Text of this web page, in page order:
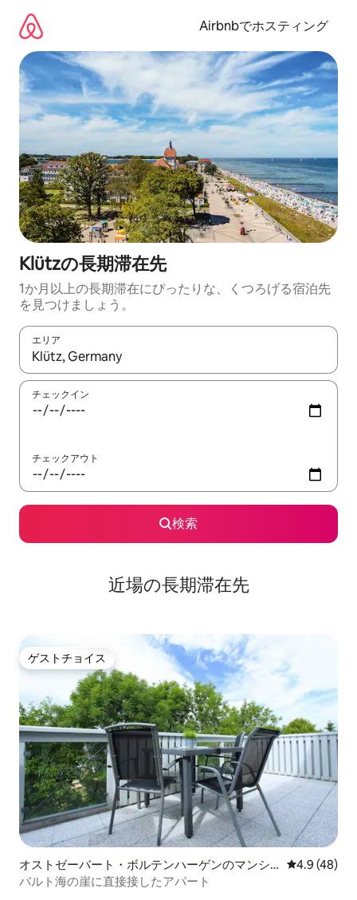
Airbnbでホスティング
Klützの長期滞在先
1か月以上の長期滞在にぴったりな、くつろげる宿泊先
を見つけましょう。
エリア
検索結果が表示されたら、上下の矢印キーを使って移動するか
チェックイン
チェックアウト
検索
近場の長期滞在先
ゲストチョイス
ゲストチョイス
オストゼーバート・ボルテンハーゲンのマンシ
ョン・アパート
レビュー48
4.9 (48)
バルト海の崖に直接接したアパート